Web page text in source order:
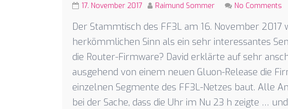
17. November 2017 Raimund Sommer No Comments
Der Stammtisch des FF3L am 16. November
herkömmlichen Sinn als ein sehr interessantes
die Router-Firmware? David erklärte auf sehr
ausgehend von einem neuen Gluon-Release die
einzelnen Segmente des FF3L-Netzes baut. Alle
bei der Sache, dass die Uhr im Nu 23 h zeigte …